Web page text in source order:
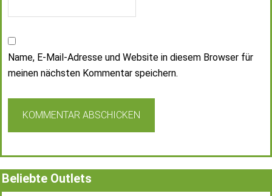
Name, E-Mail-Adresse und Website in diesem Browser für
meinen nächsten Kommentar speichern.
Beliebte Outlets